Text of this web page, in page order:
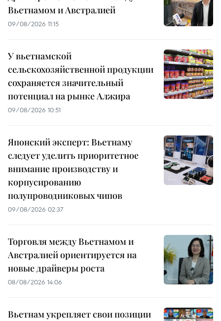
Вьетнамом и Австралией
09/08/2026 11:15
У вьетнамской
сельскохозяйственной продукции
сохраняется значительный
потенциал на рынке Алжира
09/08/2026 10:51
Японский эксперт: Вьетнаму
следует уделить приоритетное
внимание производству и
корпусированию
полупроводниковых чипов
09/08/2026 02:37
Торговля между Вьетнамом и
Австралией ориентируется на
новые драйверы роста
08/08/2026 14:06
Вьетнам укрепляет свои позиции